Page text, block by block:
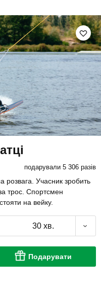
подарували 5 306 разів
розвага. Учасник зробить
трос. Спортсмен
на вейку.
30 хв.
Подарувати